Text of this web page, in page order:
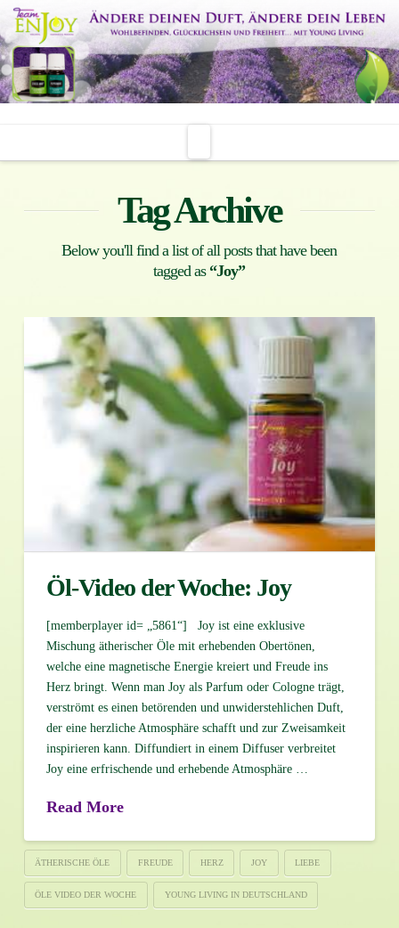
Tag Archive
Below you'll find a list of all posts that have been
tagged as “Joy”
Öl-Video der Woche: Joy
[memberplayer id= „5861“] Joy ist eine exklusive
Mischung ätherischer Öle mit erhebenden Obertönen,
welche eine magnetische Energie kreiert und Freude ins
Herz bringt. Wenn man Joy als Parfum oder Cologne trägt,
verströmt es einen betörenden und unwiderstehlichen Duft,
der eine herzliche Atmosphäre schafft und zur Zweisamkeit
inspirieren kann. Diffundiert in einem Diffuser verbreitet
Joy eine erfrischende und erhebende Atmosphäre …
Read More
ÄTHERISCHE ÖLE FREUDE HERZ JOY LIEBE
ÖLE VIDEO DER WOCHE YOUNG LIVING IN DEUTSCHLAND